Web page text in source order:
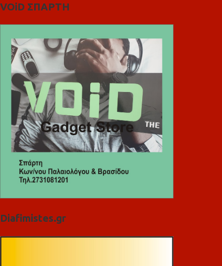
VOiD ΣΠΑΡΤΗ
Diafimistes.gr